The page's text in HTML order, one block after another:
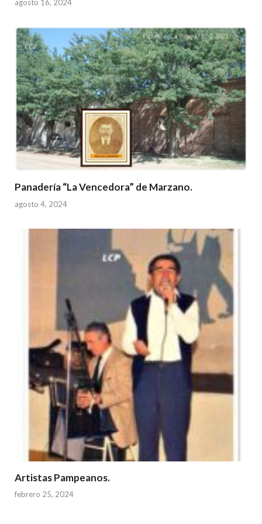
agosto 16, 2024
Panadería “La Vencedora” de Marzano.
agosto 4, 2024
Artistas Pampeanos.
febrero 25, 2024